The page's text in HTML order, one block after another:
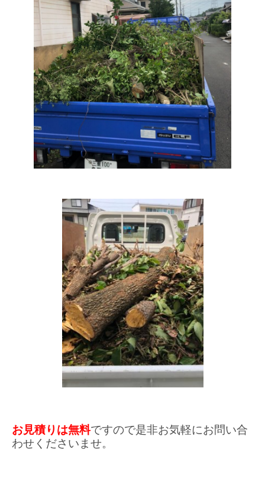
お見積りは無料ですので是非お気軽にお問い合
わせくださいませ。